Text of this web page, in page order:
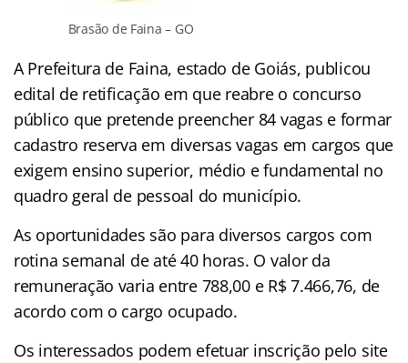
Brasão de Faina – GO
A Prefeitura de Faina, estado de Goiás, publicou
edital de retificação em que reabre o concurso
público que pretende preencher 84 vagas e formar
cadastro reserva em diversas vagas em cargos que
exigem ensino superior, médio e fundamental no
quadro geral de pessoal do município.
As oportunidades são para diversos cargos com
rotina semanal de até 40 horas. O valor da
remuneração varia entre 788,00 e R$ 7.466,76, de
acordo com o cargo ocupado.
Os interessados podem efetuar inscrição pelo site